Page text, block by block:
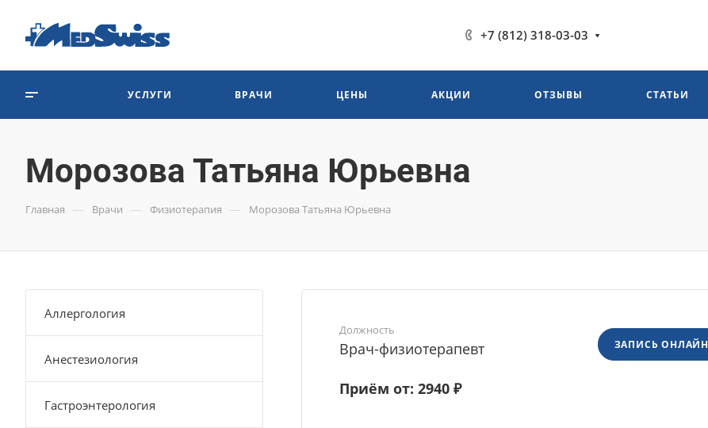
+7 (812) 318-03-03
УСЛУГИ ВРАЧИ ЦЕНЫ АКЦИИ ОТЗЫВЫ СТАТЬИ
Морозова Татьяна Юрьевна
Главная — Врачи — Физиотерапия — Морозова Татьяна Юрьевна
Должность
Врач-физиотерапевт
Приём от: 2940 ₽
ЗАПИСЬ ОНЛАЙН
Аллергология
Анестезиология
Гастроэнтерология